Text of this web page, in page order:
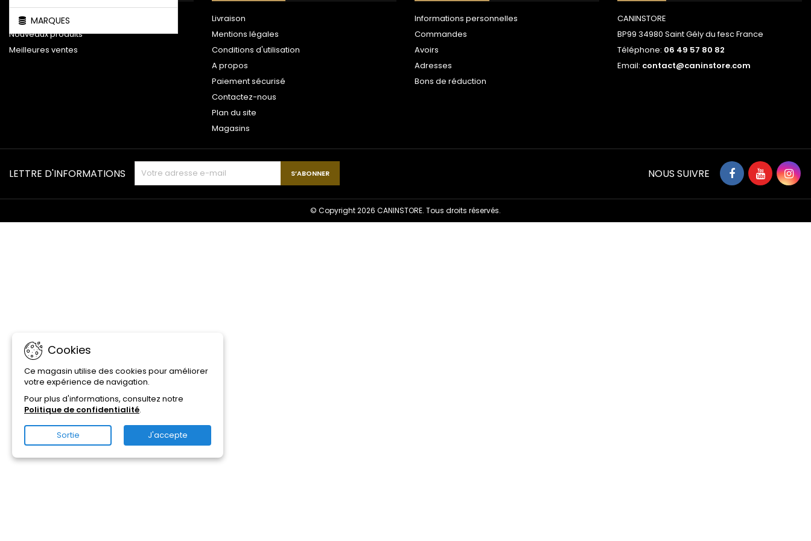
MARQUES
Promotions
Nouveaux produits
Meilleures ventes
Livraison
Mentions légales
Conditions d'utilisation
A propos
Paiement sécurisé
Contactez-nous
Plan du site
Magasins
Informations personnelles
Commandes
Avoirs
Adresses
Bons de réduction
CANINSTORE
BP99 34980 Saint Gély du fesc France
Téléphone: 06 49 57 80 82
Email: contact@caninstore.com
Cookies
Ce magasin utilise des cookies pour améliorer
votre expérience de navigation.
Pour plus d'informations, consultez notre
Politique de confidentialité.
Sortie J'accepte
LETTRE D'INFORMATIONS NOUS SUIVRE
© Copyright 2026 CANINSTORE. Tous droits réservés.